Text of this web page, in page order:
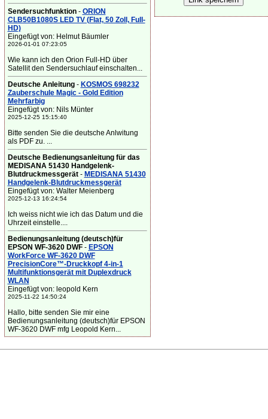
Sendersuchfunktion- ORION
CLB50B1080S LED TV (Flat, 50 Zoll, Full-
HD)
Eingefügt von: Helmut Bäumler
2026-01-01 07:23:05
Wie kann ich den Orion Full-HD über
Satellit den Sendersuchlauf einschalten...
Deutsche Anleitung- KOSMOS 698232
Zauberschule Magic - Gold Edition
Mehrfarbig
Eingefügt von: Nils Münter
2025-12-25 15:15:40
Bitte senden Sie die deutsche Anlwitung
als PDF zu. ...
Deutsche Bedienungsanleitung für das
MEDISANA 51430 Handgelenk-
Blutdruckmessgerät- MEDISANA 51430
Handgelenk-Blutdruckmessgerät
Eingefügt von: Walter Meienberg
2025-12-13 16:24:54
Ich weiss nicht wie ich das Datum und die
Uhrzeit einstelle....
Bedienungsanleitung (deutsch)für
EPSON WF-3620 DWF- EPSON
WorkForce WF-3620 DWF
PrecisionCore™-Druckkopf 4-in-1
Multifunktionsgerät mit Duplexdruck
WLAN
Eingefügt von: leopold Kern
2025-11-22 14:50:24
Hallo, bitte senden Sie mir eine
Bedienungsanleitung (deutsch)für EPSON
WF-3620 DWF mfg Leopold Kern...